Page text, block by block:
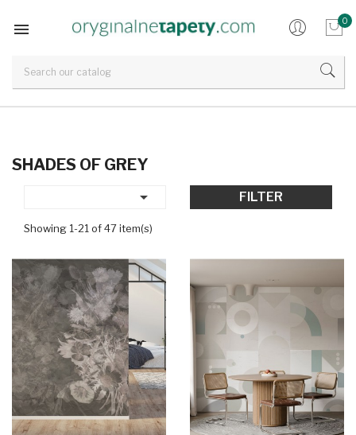
 0
SHADES OF GREY

FILTER
Showing 1-21 of 47 item(s)